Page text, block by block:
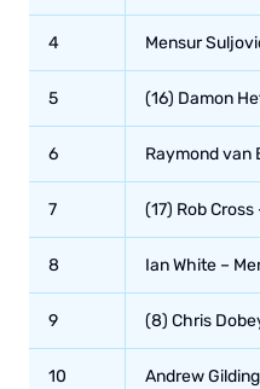
4 Mensur
5 (16) Damon
6 Raymond van
7 (17) Rob
8 Ian White –
9 (8) Chris
10 Andrew